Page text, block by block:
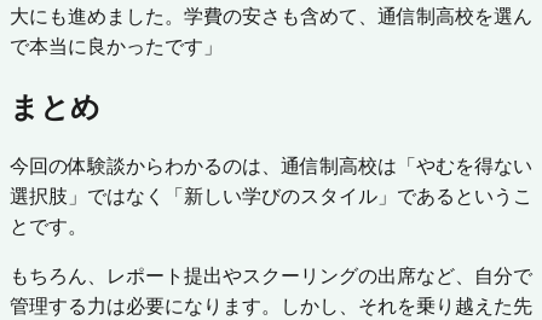
大にも進めました。学費の安さも含めて、通信制高校を選ん
で本当に良かったです」
まとめ
今回の体験談からわかるのは、通信制高校は「やむを得ない
選択肢」ではなく「新しい学びのスタイル」であるというこ
とです。
もちろん、レポート提出やスクーリングの出席など、自分で
管理する力は必要になります。しかし、それを乗り越えた先